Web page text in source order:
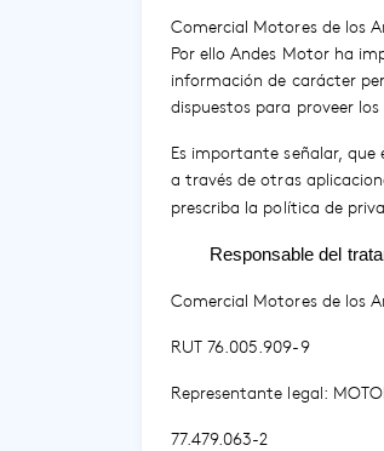
Comercial Motores de los
Por ello Andes Motor ha
información de carácter
dispuestos para proveer los
Es importante señalar,
a través de otras
prescriba la política de
Responsable del
Comercial Motores de los
RUT 76.005.909-9
Representante legal:
77.479.063-2